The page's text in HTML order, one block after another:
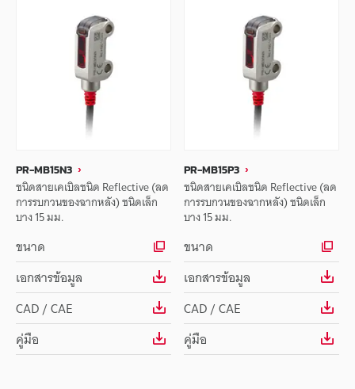
PR-MB15N3
ชนิดสายเคเบิลชนิด Reflective (ลด
การรบกวนของฉากหลัง) ชนิดเล็ก
บาง 15 มม.
ขนาด
เอกสารข้อมูล
CAD / CAE
คู่มือ
PR-MB15P3
ชนิดสายเคเบิลชนิด Reflective (ลด
การรบกวนของฉากหลัง) ชนิดเล็ก
บาง 15 มม.
ขนาด
เอกสารข้อมูล
CAD / CAE
คู่มือ